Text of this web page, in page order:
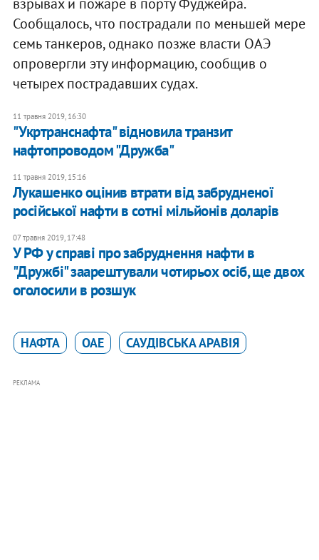
взрывах и пожаре в порту Фуджейра.
Сообщалось, что пострадали по меньшей мере
семь танкеров, однако позже власти ОАЭ
опровергли эту информацию, сообщив о
четырех пострадавших судах.
11 травня 2019, 16:30
"Укртранснафта" відновила транзит
нафтопроводом "Дружба"
11 травня 2019, 15:16
Лукашенко оцінив втрати від забрудненої
російської нафти в сотні мільйонів доларів
07 травня 2019, 17:48
У РФ у справі про забруднення нафти в
"Дружбі" заарештували чотирьох осіб, ще двох
оголосили в розшук
НАФТА ОАЕ САУДІВСЬКА АРАВІЯ
РЕКЛАМА